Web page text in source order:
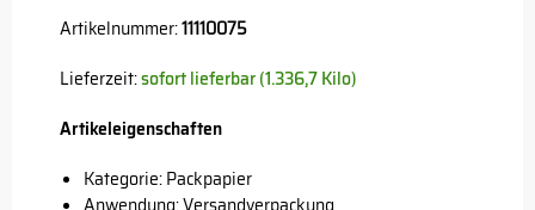
Artikelnummer:11110075
Lieferzeit:sofort lieferbar (1.336,7 Kilo)
Artikeleigenschaften
Kategorie: Packpapier